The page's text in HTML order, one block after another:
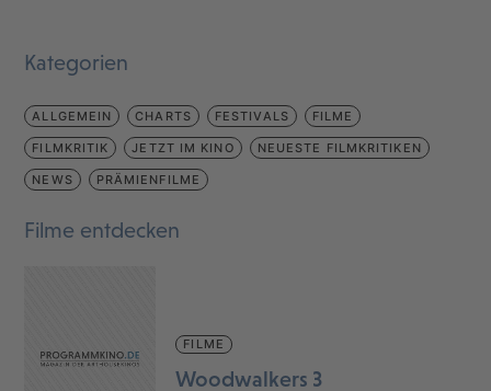
Kategorien
ALLGEMEIN CHARTS FESTIVALS FILME
FILMKRITIK JETZT IM KINO NEUESTE FILMKRITIKEN
NEWS PRÄMIENFILME
Filme entdecken
FILME
Woodwalkers 3